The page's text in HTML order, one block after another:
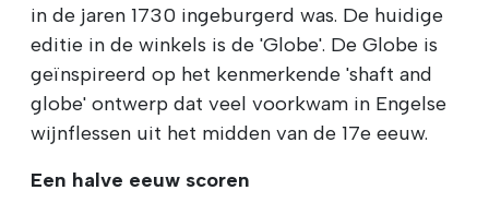
in de jaren 1730 ingeburgerd was. De huidige
editie in de winkels is de 'Globe'. De Globe is
geïnspireerd op het kenmerkende 'shaft and
globe' ontwerp dat veel voorkwam in Engelse
wijnflessen uit het midden van de 17e eeuw.
Een halve eeuw scoren